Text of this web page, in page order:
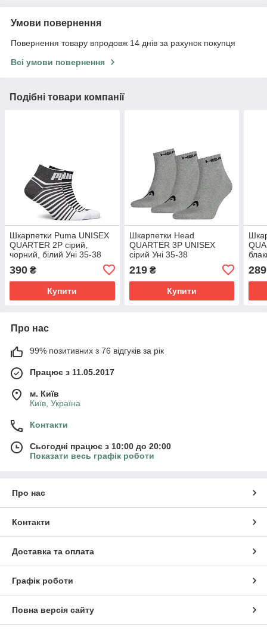
Умови повернення
Повернення товару впродовж 14 днів за рахунок покупця
Всі умови повернення
Подібні товари компанії
Шкарпетки Puma UNISEX
QUARTER 2P сірий,
чорний, білий Уні 35-38
390 ₴
Купити
Шкарпетки Head
QUARTER 3P UNISEX
сірий Уні 35-38
219₴
Купити
289
Про нас
99% позитивних з 76 відгуків за рік
Працює з 11.05.2017
м. Київ
Київ, Україна
Контакти
Сьогодні працює з 10:00 до 20:00
Показати весь графік роботи
Про нас
Контакти
Доставка та оплата
Графік роботи
Повна версія сайту